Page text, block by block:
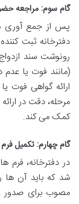
گام سوم: مراجعه
پس از جمع آوری
دفترخانه ثبت
رونوشت سند
(مانند فوت یا عدم
ارائه گواهی فوت
مرحله، دقت در
کمک می کند.
گام چهارم: تکمیل
در دفترخانه، فرم
شد که باید آن ها
مصوب برای صدور